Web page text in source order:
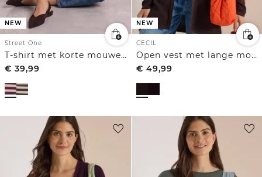
NEW
Street One
T-shirt met korte mouwen, ronde hals en strepen
€ 39,99
NEW
CECIL
Open vest met lange mouwen
€ 49,99